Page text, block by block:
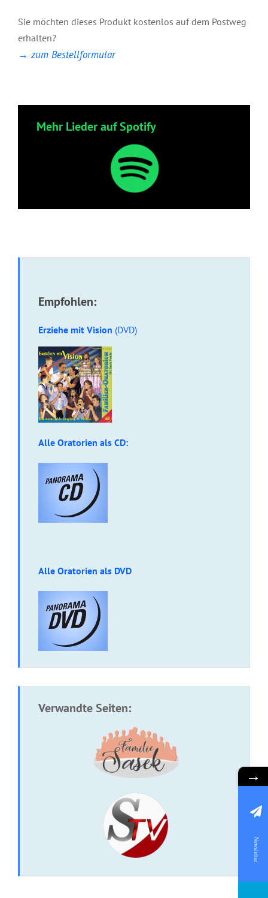
Sie möchten dieses Produkt kostenlos auf dem Postweg
erhalten?
→ zum Bestellformular
Mehr Lieder auf Spotify
Empfohlen:
Erziehe mit Vision (DVD)
Alle Oratorien als CD:
Alle Oratorien als DVD
Verwandte Seiten:
CD: Beziehung zu Gott
→
Newsletter